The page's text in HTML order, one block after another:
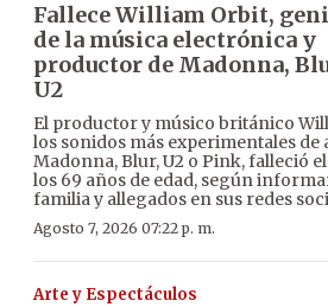
Fallece William Orbit,
de la música electrónica y
productor de Madonna,
U2
El productor y músico británico
los sonidos más experimentales de
Madonna, Blur, U2 o Pink, falleció
los 69 años de edad, según
familia y allegados en sus redes
Agosto 7, 2026 07:22 p. m.
Arte y Espectáculos